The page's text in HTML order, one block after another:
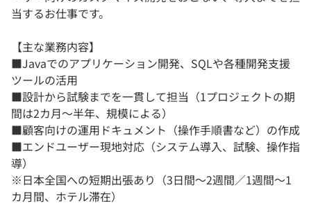
当するお仕事です。
【主な業務内容】
■Javaでのアプリケーション開発、SQLや各種開発支援
ツールの活用
■設計から試験までを一貫して担当（1プロジェクトの期
間は2カ月～半年、規模による）
■顧客向けの運用ドキュメント（操作手順書など）の作成
■エンドユーザー現地対応（システム導入、試験、操作指
導）
※日本全国への短期出張あり（3日間～2週間／1週間～1
カ月間、ホテル滞在）